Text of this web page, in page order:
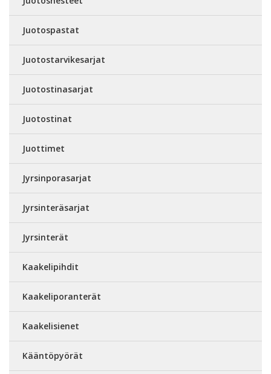
Juotospastat
Juotostarvikesarjat
Juotostinasarjat
Juotostinat
Juottimet
Jyrsinporasarjat
Jyrsinteräsarjat
Jyrsinterät
Kaakelipihdit
Kaakeliporanterät
Kaakelisienet
Kääntöpyörät